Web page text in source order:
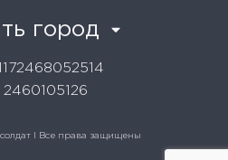
город
I Все права защищены